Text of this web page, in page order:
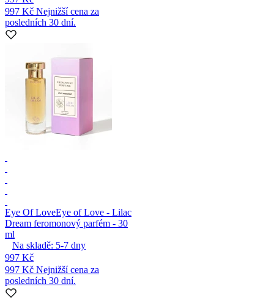
997 Kč Nejnižší cena za
posledních 30 dní.
Eye Of LoveEye of Love - Lilac
Dream feromonový parfém - 30
ml
Na skladě: 5-7 dny
997 Kč
997 Kč Nejnižší cena za
posledních 30 dní.